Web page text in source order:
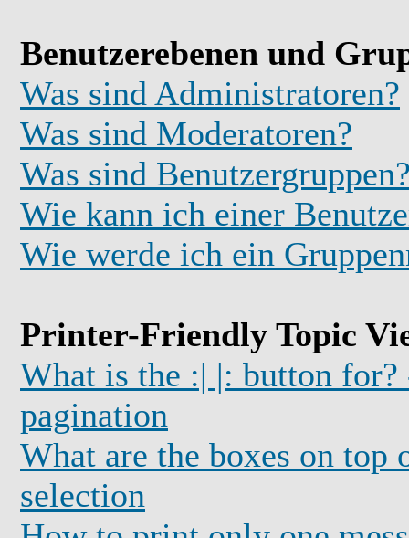
Benutzerebenen und
Was sind Administratoren?
Was sind Moderatoren?
Was sind
Wie kann ich einer
Wie werde ich ein
Printer-Friendly Topic
What is the :| |: button
pagination
What are the boxes on top
selection